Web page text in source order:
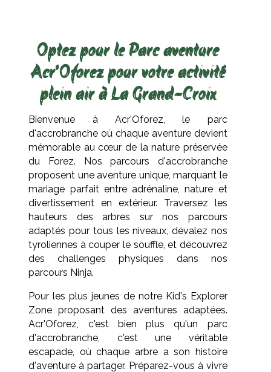
Optez pour le Parc aventure
Acr'Oforez pour votre activité
plein air à La Grand-Croix
Bienvenue à Acr'Oforez, le parc
d'accrobranche où chaque aventure devient
mémorable au cœur de la nature préservée
du Forez. Nos parcours d'accrobranche
proposent une aventure unique, marquant le
mariage parfait entre adrénaline, nature et
divertissement en extérieur. Traversez les
hauteurs des arbres sur nos parcours
adaptés pour tous les niveaux, dévalez nos
tyroliennes à couper le souffle, et découvrez
des challenges physiques dans nos
parcours Ninja.
Pour les plus jeunes de notre Kid's Explorer
Zone proposant des aventures adaptées.
Acr'Oforez, c'est bien plus qu'un parc
d'accrobranche, c'est une véritable
escapade, où chaque arbre a son histoire
d'aventure à partager. Préparez-vous à vivre